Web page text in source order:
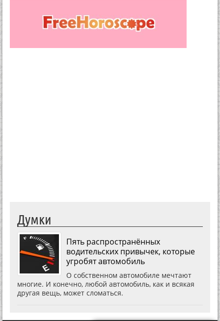
Думки
Пять распространённых
водительских привычек, которые
угробят автомобиль
О собственном автомобиле мечтают
многие. И конечно, любой автомобиль, как и всякая
другая вещь, может сломаться.